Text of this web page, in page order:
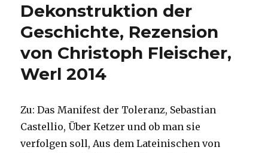
Dekonstruktion der
Geschichte, Rezension
von Christoph Fleischer,
Werl 2014
Zu: Das Manifest der Toleranz, Sebastian
Castellio, Über Ketzer und ob man sie
verfolgen soll, Aus dem Lateinischen von